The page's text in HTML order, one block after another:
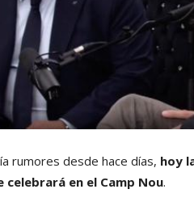
rumores desde hace días, hoy
celebrará en el Camp Nou.